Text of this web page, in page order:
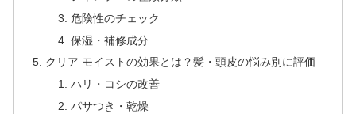
危険性のチェック
保湿・補修成分
クリア モイストの効果とは？髪・頭皮の悩み別に評価
ハリ・コシの改善
パサつき・乾燥